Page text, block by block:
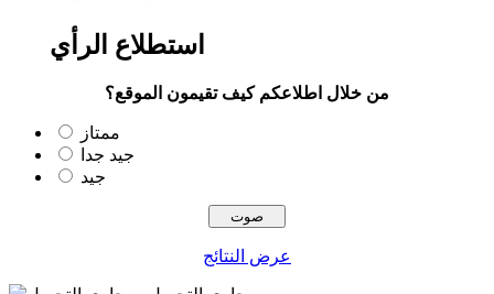
استطلاع الرأي
من خلال اطلاعكم كيف تقيمون الموقع؟
ممتاز
جيد جدا
جيد
عرض النتائج